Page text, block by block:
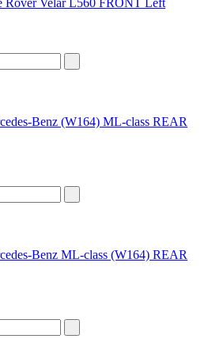
Benz (W164) ML-class REAR
Benz ML-class (W164) REAR